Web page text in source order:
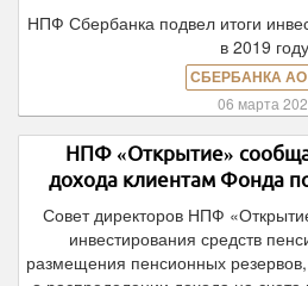
НПФ Сбербанка подвел итоги
в 2019
СБЕРБАНКА
06 марта
НПФ «Открытие»
дохода клиентам Фонда
Совет директоров НПФ
инвестирования средств
размещения пенсионных